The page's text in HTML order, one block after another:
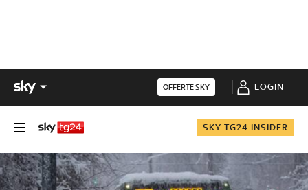
OFFERTE SKY LOGIN
SKY TG24 INSIDER